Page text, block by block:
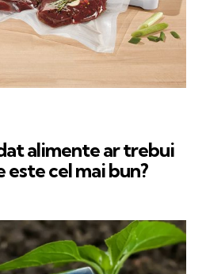
alimente ar trebui
este cel mai bun?